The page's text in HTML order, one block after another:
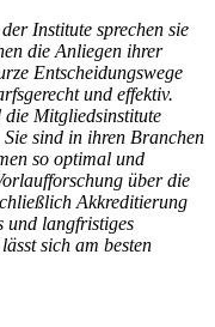
Institute sprechen sie
die Anliegen ihrer
Entscheidungswege
und effektiv.
die Mitgliedsinstitute
sind in ihren Branchen
so optimal und
über die
Akkreditierung
und langfristiges
sich am besten